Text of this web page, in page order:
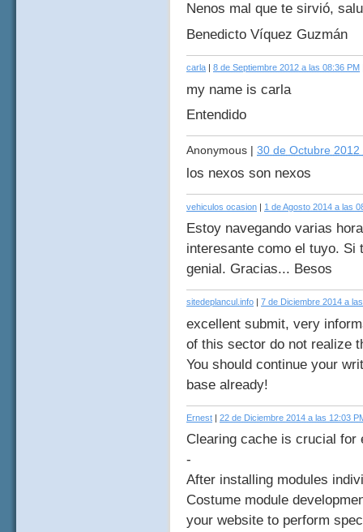
Nenos mal que te sirvió,
Benedicto Víquez Guzmán
carla 8 de Septiembre 2012 a las 08:36 PM
my name is carla
Entendido
Anonymous | 30 de Octubre 2012
los nexos son nexos
vehiculos ocasion | 1 de Agosto 2014 a las
Estoy navegando varias
interesante como el tuyo. Si
genial. Gracias... Besos
sitedeplancul.info 7 de Diciembre 2014 a
excellent submit, very
of this sector do not realize
You should continue your
base already!
Ernest | 22 de Diciembre 2014 a las 12:03
Clearing cache is crucial for
-
After installing modules
Costume module
your website to perform